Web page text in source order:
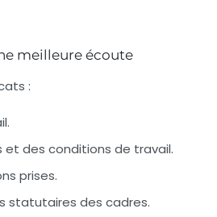
meilleure écoute
:
et des conditions de travail.
prises.
statutaires des cadres.